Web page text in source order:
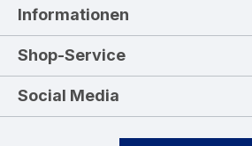
Informationen
Shop-Service
Social Media